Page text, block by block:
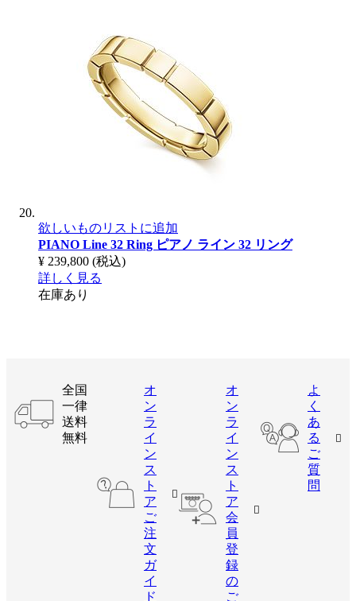
欲しいものリストに追加
PIANO Line 32 Ring ピアノ ライン 32 リング
¥ 239,800 (税込)
詳しく見る
在庫あり
全国
一律
送料
無料
オ
ン
ラ
イ
ン
ス
ト
ア
ご
注
文
ガ
イ
ド
オ
ン
ラ
イ
ン
ス
ト
ア
会
員
登
録
の
ご
よ
く
あ
る
ご
質
問